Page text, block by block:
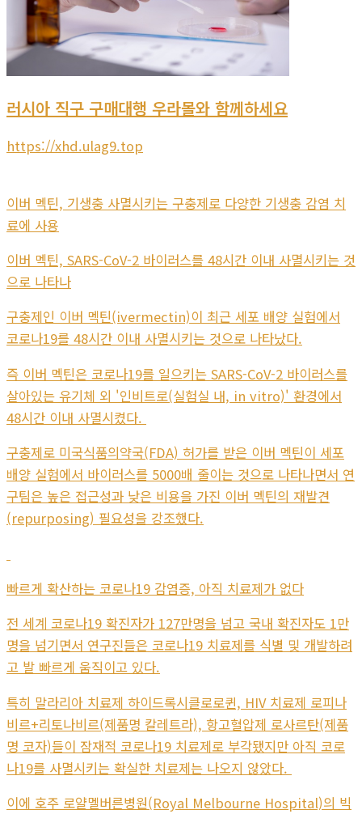
러시아 직구 구매대행 우라몰와 함께하세요
https://xhd.ulag9.top
이버 멕틴, 기생충 사멸시키는 구충제로 다양한 기생충 감염 치
료에 사용
이버 멕틴, SARS-CoV-2 바이러스를 48시간 이내 사멸시키는 것
으로 나타나
구충제인 이버 멕틴(ivermectin)이 최근 세포 배양 실험에서
코로나19를 48시간 이내 사멸시키는 것으로 나타났다.
즉 이버 멕틴은 코로나19를 일으키는 SARS-CoV-2 바이러스를
살아있는 유기체 외 '인비트로(실험실 내, in vitro)' 환경에서
48시간 이내 사멸시켰다.
구충제로 미국식품의약국(FDA) 허가를 받은 이버 멕틴이 세포
배양 실험에서 바이러스를 5000배 줄이는 것으로 나타나면서 연
구팀은 높은 접근성과 낮은 비용을 가진 이버 멕틴의 재발견
(repurposing) 필요성을 강조했다.
빠르게 확산하는 코로나19 감염증, 아직 치료제가 없다
전 세계 코로나19 확진자가 127만명을 넘고 국내 확진자도 1만
명을 넘기면서 연구진들은 코로나19 치료제를 식별 및 개발하려
고 발 빠르게 움직이고 있다.
특히 말라리아 치료제 하이드록시클로로퀸, HIV 치료제 로피나
비르+리토나비르(제품명 칼레트라), 항고혈압제 로사르탄(제품
명 코자)들이 잠재적 코로나19 치료제로 부각됐지만 아직 코로
나19를 사멸시키는 확실한 치료제는 나오지 않았다.
이에 호주 로얄멜버른병원(Royal Melbourne Hospital)의 빅